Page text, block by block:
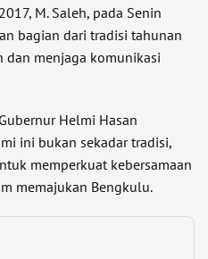
M. Saleh, pada Senin
bagian dari tradisi tahunan
dan menjaga komunikasi
Helmi Hasan
ini bukan sekadar tradisi,
memperkuat kebersamaan
memajukan Bengkulu.